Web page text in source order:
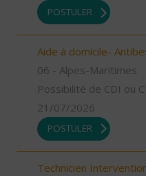
POSTULER
Aide à domicile-
06 - Alpes-Maritimes
Possibilité de CDI ou
21/07/2026
POSTULER
Technicien